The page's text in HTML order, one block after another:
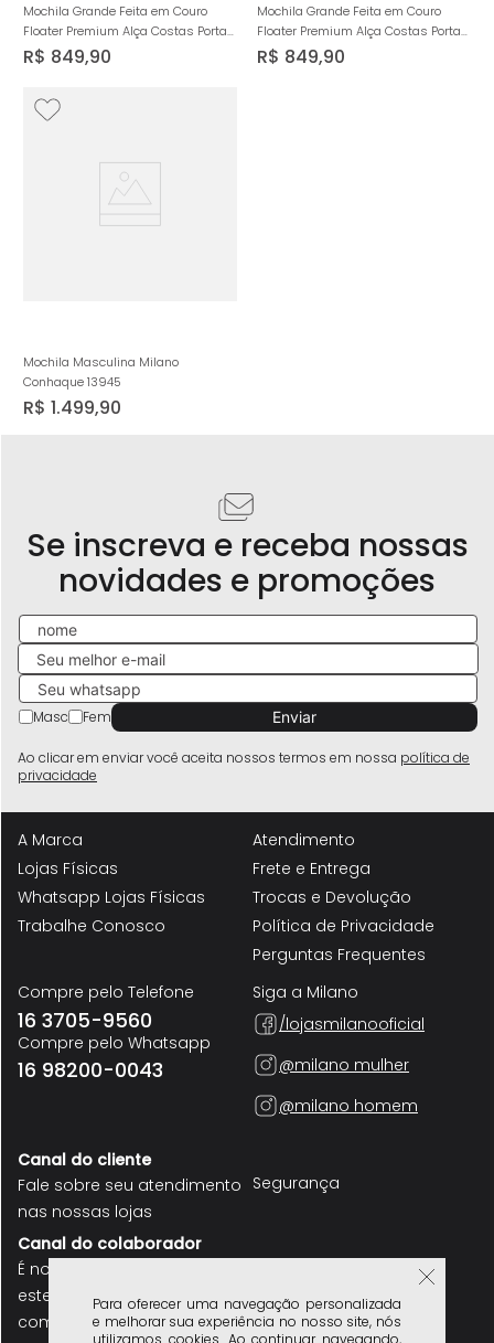
Para oferecer uma navegação personalizada
e melhorar sua experiência no nosso site, nós
utilizamos cookies. Ao continuar navegando,
Mochila Grande Feita em Couro
Floater Premium Alça Costas Porta
Notebook 1 Bolsos 1 Aba Externo 4
Bolsos Interno Masculinas Milano
R$ 849,90
Mochila Grande Feita em Couro
Floater Premium Alça Costas Porta
Notebook 1 Bolsos 1 Aba Externo 4
Bolsos Interno Masculinas Milano
R$ 849,90
Mochila Masculina Milano
Conhaque 13945
R$ 1.499,90
Se inscreva e receba nossas
novidades e promoções
Masc Fem
Ao clicar em enviar você aceita nossos termos em nossa política de
privacidade
A Marca
Lojas Físicas
Whatsapp Lojas Físicas
Trabalhe Conosco
Atendimento
Frete e Entrega
Trocas e Devolução
Política de Privacidade
Perguntas Frequentes
Compre pelo Telefone
16 3705-9560
Compre pelo Whatsapp
16 98200-0043
Siga a Milano
/lojasmilanooficial
@milano mulher
@milano homem
Canal do cliente
Fale sobre seu atendimento
nas nossas lojas
Canal do colaborador
É nosso funcionário? use
este canal para se
comunicar
Segurança